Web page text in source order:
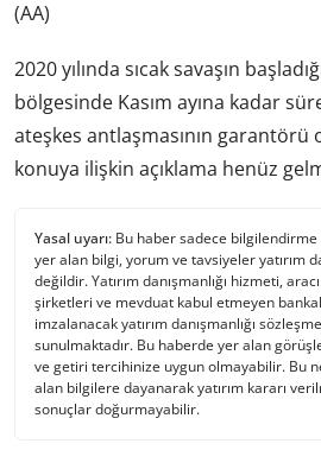
(AA)
2020 yılında sıcak savaşın
bölgesinde Kasım ayına kadar
ateşkes antlaşmasının garantörü
konuya ilişkin açıklama henüz
Yasal uyarı: Bu haber sadece bilgilendirme
yer alan bilgi, yorum ve tavsiyeler yatırım
değildir. Yatırım danışmanlığı hizmeti,
şirketleri ve mevduat kabul etmeyen
imzalanacak yatırım danışmanlığı
sunulmaktadır. Bu haberde yer alan
ve getiri tercihinize uygun olmayabilir. Bu
alan bilgilere dayanarak yatırım kararı
sonuçlar doğurmayabilir.